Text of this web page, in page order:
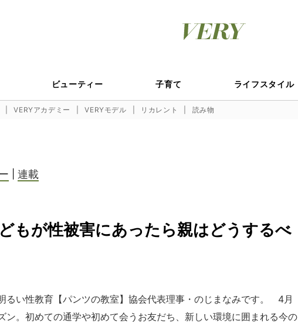
ビューティー 子育て ライフスタイル
VERYアカデミー VERYモデル リカレント 読み物
連載
どもが性被害にあったら親はどうするべ
るい性教育【パンツの教室】協会代表理事・のじまなみです。 4月
ン。初めての通学や初めて会うお友だち、新しい環境に囲まれる今の